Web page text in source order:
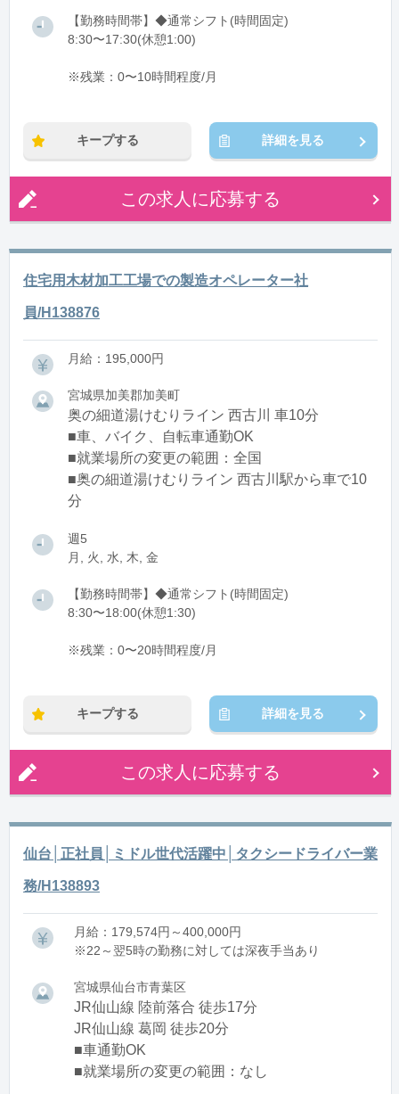
【勤務時間帯】◆通常シフト(時間固定)
8:30〜17:30(休憩1:00)
※残業：0〜10時間程度/月
キープする 詳細を見る
この求人に応募する
住宅用木材加工工場での製造オペレーター社
員/H138876
月給：195,000円
宮城県加美郡加美町
奥の細道湯けむりライン 西古川 車10分
■車、バイク、自転車通勤OK
■就業場所の変更の範囲：全国
■奥の細道湯けむりライン 西古川駅から車で10
分
週5
月, 火, 水, 木, 金
【勤務時間帯】◆通常シフト(時間固定)
8:30〜18:00(休憩1:30)
※残業：0〜20時間程度/月
キープする 詳細を見る
この求人に応募する
仙台│正社員│ミドル世代活躍中│タクシードライバー業
務/H138893
月給：179,574円～400,000円
※22～翌5時の勤務に対しては深夜手当あり
宮城県仙台市青葉区
JR仙山線 陸前落合 徒歩17分
JR仙山線 葛岡 徒歩20分
■車通勤OK
■就業場所の変更の範囲：なし